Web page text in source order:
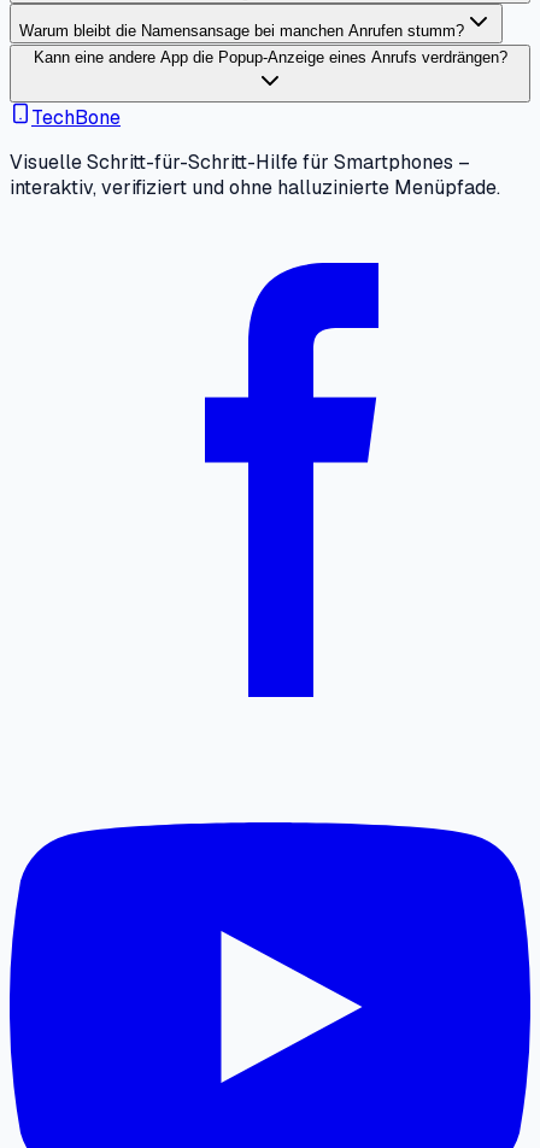
Warum bleibt die Namensansage bei manchen Anrufen stumm?
Kann eine andere App die Popup-Anzeige eines Anrufs verdrängen?
TechBone
Visuelle Schritt-für-Schritt-Hilfe für Smartphones –
interaktiv, verifiziert und ohne halluzinierte Menüpfade.